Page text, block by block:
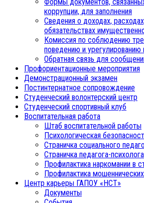
коррупции, для заполнения
Сведения о доходах,
обязательствах
Комиссия по соблюдению
поведению и урегулированию
Обратная связь для
Профориентационные мероприятия
Демонстрационный экзамен
Постинтернатное сопровождение
Студенческий волонтерский центр
Студенческий спортивный клуб
Воспитательная работа
Штаб воспитательной работы
Психологическая
Страничка социального
Страничка педагога-психолога
Профилактика наркомании в
Профилактика
Центр карьеры ГАПОУ «НСТ»
Документы